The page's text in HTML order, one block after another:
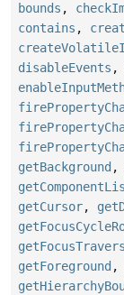
bounds ,
contains ,
disableEvents ,
getBackground ,
getCursor,
getForeground ,